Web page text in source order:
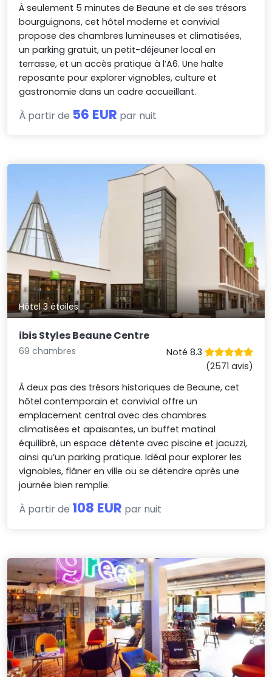
À seulement 5 minutes de Beaune et de ses trésors
bourguignons, cet hôtel moderne et convivial
propose des chambres lumineuses et climatisées,
un parking gratuit, un petit-déjeuner local en
terrasse, et un accès pratique à l’A6. Une halte
reposante pour explorer vignobles, culture et
gastronomie dans un cadre accueillant.
À partir de 56 EUR par nuit
Hôtel 3 étoiles
ibis Styles Beaune Centre
69 chambres
Noté 8.3
(2571 avis)
À deux pas des trésors historiques de Beaune, cet
hôtel contemporain et convivial offre un
emplacement central avec des chambres
climatisées et apaisantes, un buffet matinal
équilibré, un espace détente avec piscine et jacuzzi,
ainsi qu’un parking pratique. Idéal pour explorer les
vignobles, flâner en ville ou se détendre après une
journée bien remplie.
À partir de 108 EUR par nuit